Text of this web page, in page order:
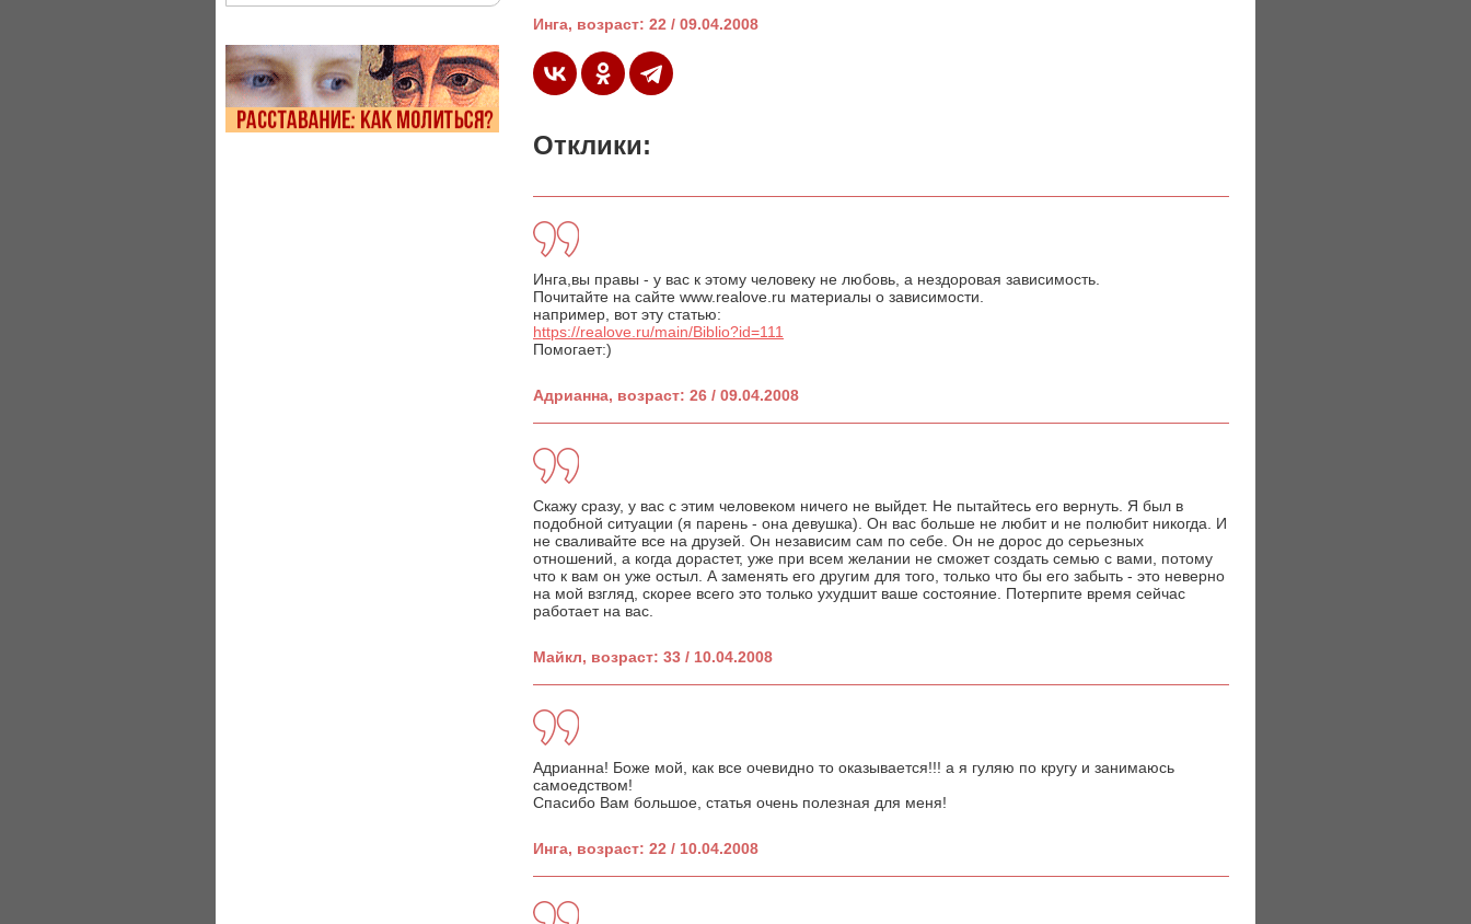
Инга, возраст: 22 / 09.04.2008
Отклики:
Инга,вы правы - у вас к этому человеку не любовь, а нездоровая зависимость.
Почитайте на сайте www.realove.ru материалы о зависимости.
например, вот эту статью:
https://realove.ru/main/Biblio?id=111
Помогает:)
Адрианна, возраст: 26 / 09.04.2008
Скажу сразу, у вас с этим человеком ничего не выйдет. Не пытайтесь его вернуть. Я был в
подобной ситуации (я парень - она девушка). Он вас больше не любит и не полюбит никогда. И
не сваливайте все на друзей. Он независим сам по себе. Он не дорос до серьезных
отношений, а когда дорастет, уже при всем желании не сможет создать семью с вами, потому
что к вам он уже остыл. А заменять его другим для того, только что бы его забыть - это неверно
на мой взгляд, скорее всего это только ухудшит ваше состояние. Потерпите время сейчас
работает на вас.
Майкл, возраст: 33 / 10.04.2008
Адрианна! Боже мой, как все очевидно то оказывается!!! а я гуляю по кругу и занимаюсь
самоедством!
Спасибо Вам большое, статья очень полезная для меня!
Инга, возраст: 22 / 10.04.2008